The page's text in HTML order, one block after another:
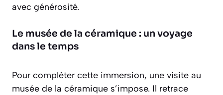
avec générosité.
Le musée de la céramique : un voyage
dans le temps
Pour compléter cette immersion, une visite au
musée de la céramique s’impose. Il retrace